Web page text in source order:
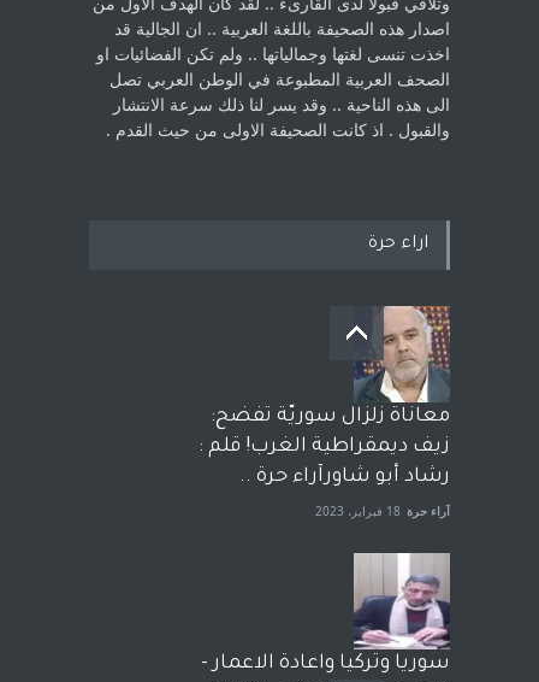
اصدار هذه الصحيفة باللغة العربية .. ان الجالية قد
اخذت ‏تنسى لغتها وجمالياتها .. ولم تكن الفضائيات او
الصحف العربية المطبوعة في الوطن ‏العربي تصل
الى هذه الناحية .. وقد يسر لنا ذلك سرعة الانتشار
والقبول . اذ كانت ‏الصحيفة الاولى من حيث القدم . ‏
اراء حرة
معاناة زلزال سوريّة تفضح:
زيف ديمقراطية الغرب! قلم :
رشاد أبو شاورآراء حرة ..
آراء حرة 18 فبراير، 2023
سوريا وتركيا واعادة الاعمار -